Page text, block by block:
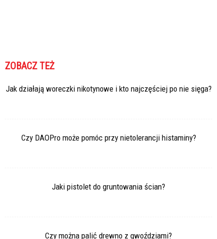
ZOBACZ TEŻ
Jak działają woreczki nikotynowe i kto najczęściej po nie sięga?
Czy DAOPro może pomóc przy nietolerancji histaminy?
Jaki pistolet do gruntowania ścian?
Czy można palić drewno z gwoździami?